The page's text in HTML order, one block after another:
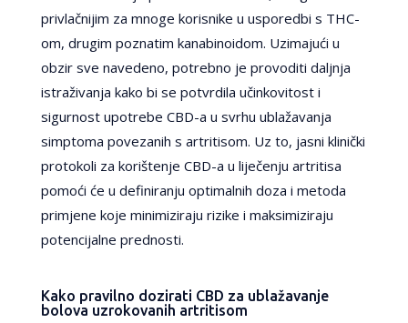
privlačnijim za mnoge korisnike u usporedbi s THC-
om, drugim poznatim kanabinoidom. Uzimajući u
obzir sve navedeno, potrebno je provoditi daljnja
istraživanja kako bi se potvrdila učinkovitost i
sigurnost upotrebe CBD-a u svrhu ublažavanja
simptoma povezanih s artritisom. Uz to, jasni klinički
protokoli za korištenje CBD-a u liječenju artritisa
pomoći će u definiranju optimalnih doza i metoda
primjene koje minimiziraju rizike i maksimiziraju
potencijalne prednosti.
Kako pravilno dozirati CBD za ublažavanje
bolova uzrokovanih artritisom